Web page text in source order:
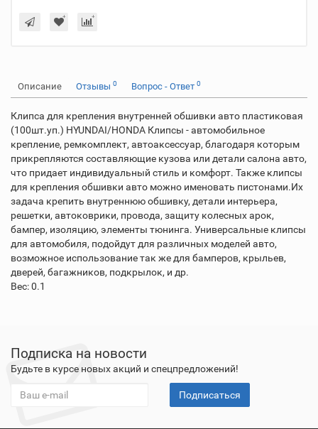
Описание Отзывы 0 Вопрос - Ответ 0
Клипса для крепления внутренней обшивки авто пластиковая
(100шт.уп.) HYUNDAI/HONDA Клипсы - автомобильное
крепление, ремкомплект, автоаксессуар, благодаря которым
прикрепляются составляющие кузова или детали салона авто,
что придает индивидуальный стиль и комфорт. Также клипсы
для крепления обшивки авто можно именовать пистонами.Их
задача крепить внутреннюю обшивку, детали интерьера,
решетки, автоковрики, провода, защиту колесных арок,
бампер, изоляцию, элементы тюнинга. Универсальные клипсы
для автомобиля, подойдут для различных моделей авто,
возможное использование так же для бамперов, крыльев,
дверей, багажников, подкрылок, и др.
Вес: 0.1
Подписка на новости
Будьте в курсе новых акций и спецпредложений!
Подписаться